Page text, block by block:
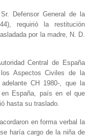
Defensor General de la
requirió la restitución
por la madre, N. D.
Central de España
Aspectos Civiles de la
CH 1980-, que la
España, país en el que
hasta su traslado.
en forma verbal la
haría cargo de la niña de